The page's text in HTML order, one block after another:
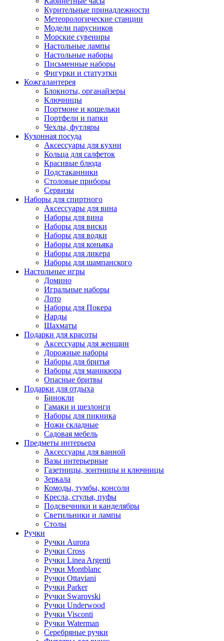
Курительные принадлежности
Метеорологические станции
Модели парусников
Морские сувениры
Настольные лампы
Настольные наборы
Письменные наборы
Фигурки и статуэтки
Кожгалантерея
Блокноты, органайзеры
Ключницы
Портмоне и кошельки
Портфели и папки
Чехлы, футляры
Кухонная посуда
Аксессуары для кухни
Кольца для салфеток
Красивые блюда
Подстаканники
Столовые приборы
Cервизы
Наборы для спиртного
Аксессуары для вина
Наборы для вина
Наборы для виски
Наборы для водки
Наборы для коньяка
Наборы для ликера
Наборы для шампанского
Настольные игры
Домино
Игральные наборы
Лото
Наборы для Покера
Нарды
Шахматы
Подарки для красоты
Аксессуары для женщин
Дорожные наборы
Наборы для бритья
Наборы для маникюра
Опасные бритвы
Подарки для отдыха
Бинокли
Гамаки и шезлонги
Наборы для пикника
Ножи складные
Садовая мебель
Предметы интерьера
Аксессуары для ванной
Вазы интерьерные
Газетницы, зонтницы и ключницы
Зеркала
Комоды, тумбы, консоли
Кресла, стулья, пуфы
Подсвечники и канделябры
Светильники и лампы
Столы
Ручки
Ручки Aurora
Ручки Cross
Ручки Linea Argenti
Ручки Montblanc
Ручки Ottaviani
Ручки Parker
Ручки Swarovski
Ручки Underwood
Ручки Visconti
Ручки Waterman
Серебряные ручки